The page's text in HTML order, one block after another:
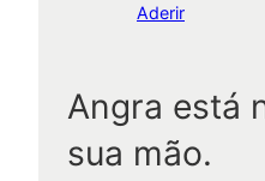
Aderir
Angra está
sua mão.